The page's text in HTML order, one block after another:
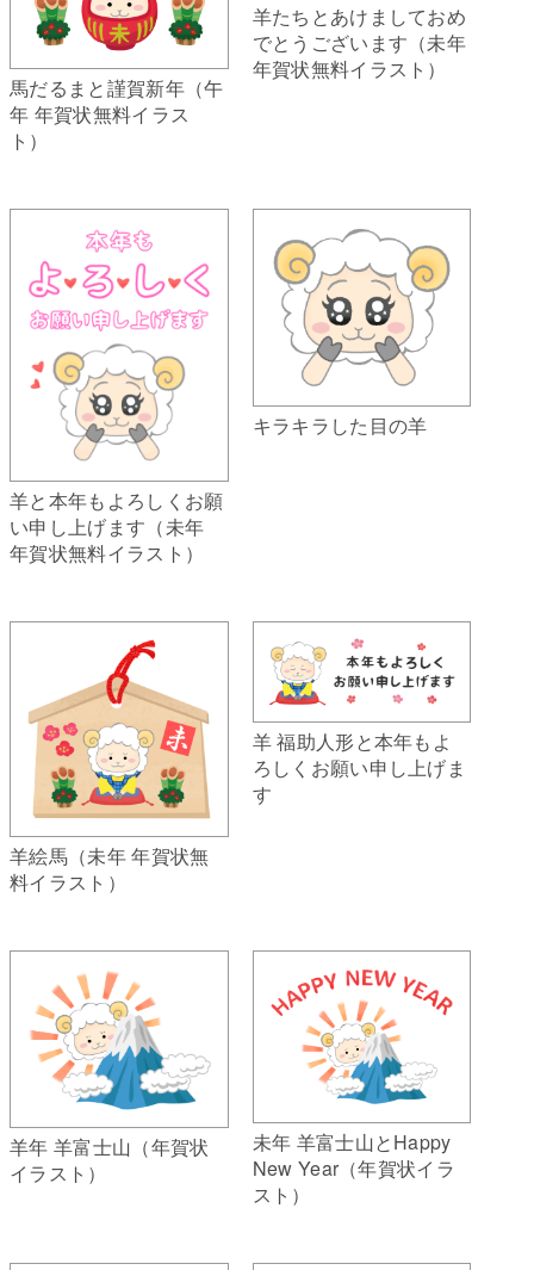
馬だるまと謹賀新年（午
年 年賀状無料イラス
ト）
羊たちとあけましておめ
でとうございます（未年
年賀状無料イラスト）
羊と本年もよろしくお願
い申し上げます（未年
年賀状無料イラスト）
キラキラした目の羊
羊絵馬（未年 年賀状無
料イラスト）
羊 福助人形と本年もよ
ろしくお願い申し上げま
す
羊年 羊富士山（年賀状
イラスト）
未年 羊富士山とHappy
New Year（年賀状イラ
スト）